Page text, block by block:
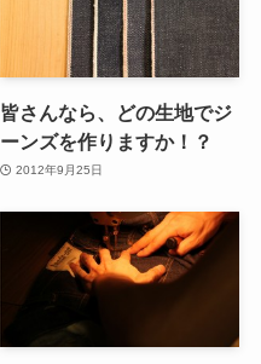
皆さんなら、どの生地でジ
ーンズを作りますか！？
2012年9月25日